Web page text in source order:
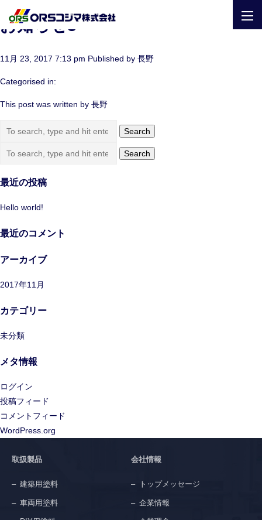
お知らせ3
11月 23, 2017 7:13 pm Published by 長野
Categorised in:
This post was written by 長野
Search
Search
最近の投稿
Hello world!
最近のコメント
アーカイブ
2017年11月
カテゴリー
未分類
メタ情報
ログイン
投稿フィード
コメントフィード
WordPress.org
取扱製品
建築用塗料
車両用塗料
会社情報
トップメッセージ
企業情報